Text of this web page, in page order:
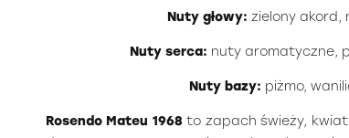
Nuty głowy:zielony akord,
Nuty serca: nuty aromatyczne,
Nuty bazy: piżmo,
Rosendo Mateu 1968 to zapach świeży,